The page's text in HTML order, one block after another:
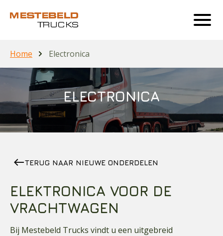
Home Electronica
ELECTRONICA
westTERUG NAAR NIEUWE ONDERDELEN
ELEKTRONICA VOOR DE
VRACHTWAGEN
Bij Mestebeld Trucks vindt u een uitgebreid